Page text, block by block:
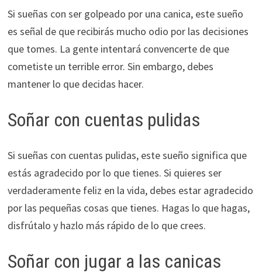
Si sueñas con ser golpeado por una canica, este sueño
es señal de que recibirás mucho odio por las decisiones
que tomes. La gente intentará convencerte de que
cometiste un terrible error. Sin embargo, debes
mantener lo que decidas hacer.
Soñar con cuentas pulidas
Si sueñas con cuentas pulidas, este sueño significa que
estás agradecido por lo que tienes. Si quieres ser
verdaderamente feliz en la vida, debes estar agradecido
por las pequeñas cosas que tienes. Hagas lo que hagas,
disfrútalo y hazlo más rápido de lo que crees.
Soñar con jugar a las canicas